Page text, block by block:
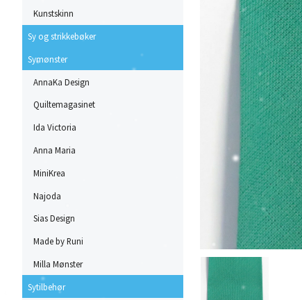
Kunstskinn
Sy og strikkebøker
Symønster
AnnaKa Design
Quiltemagasinet
Ida Victoria
Anna Maria
MiniKrea
Najoda
Sias Design
Made by Runi
Milla Mønster
Sytilbehør